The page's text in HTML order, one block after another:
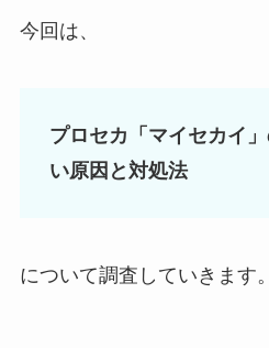
今回は、
プロセカ「マイセカイ
い原因と対処法
について調査していきます。